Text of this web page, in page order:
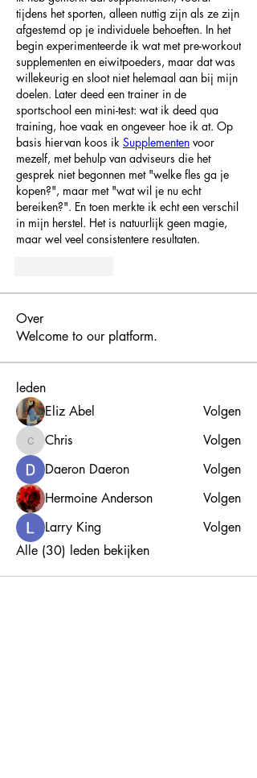
tijdens het sporten, alleen nuttig zijn als ze zijn
afgestemd op je individuele behoeften. In het
begin experimenteerde ik wat met pre-workout
supplementen en eiwitpoeders, maar dat was
willekeurig en sloot niet helemaal aan bij mijn
doelen. Later deed een trainer in de
sportschool een mini-test: wat ik deed qua
training, hoe vaak en ongeveer hoe ik at. Op
basis hiervan koos ik Supplementen voor
mezelf, met behulp van adviseurs die het
gesprek niet begonnen met "welke fles ga je
kopen?", maar met "wat wil je nu echt
bereiken?". En toen merkte ik echt een verschil
in mijn herstel. Het is natuurlijk geen magie,
maar wel veel consistentere resultaten.
Over
Welcome to our platform.
leden
Eliz Abel
Volgen
ChrisChris
Volgen
Daeron Daeron
Volgen
Hermoine Anderson
Volgen
Larry King
Volgen
Alle (30) leden bekijken